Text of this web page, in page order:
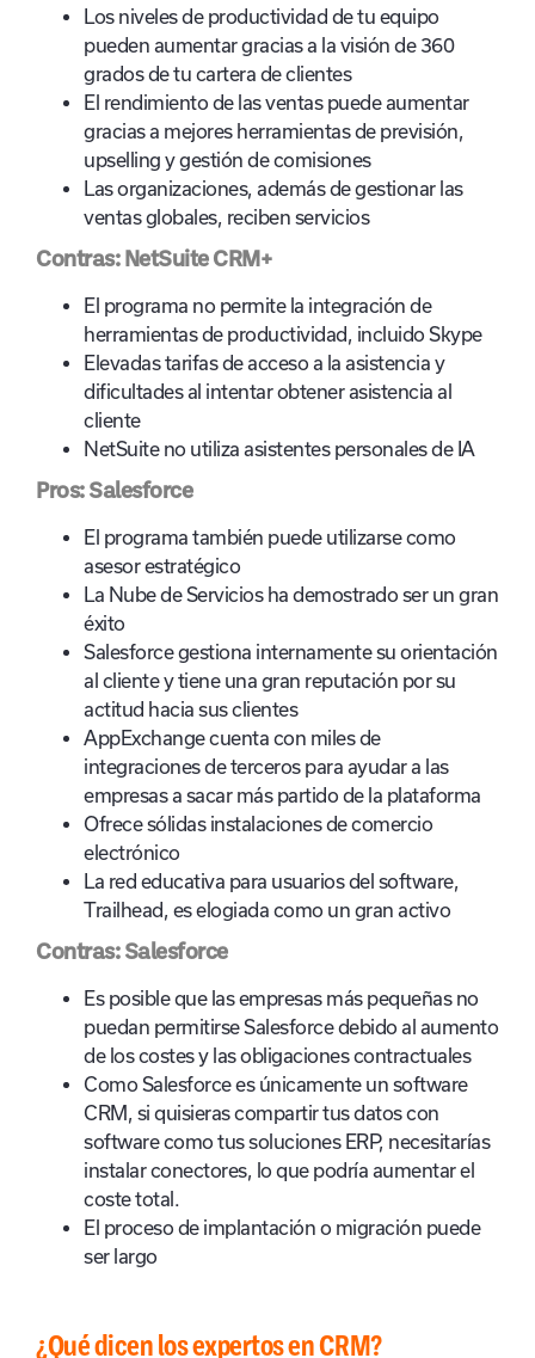
Los niveles de productividad de tu equipo
pueden aumentar gracias a la visión de 360
grados de tu cartera de clientes
El rendimiento de las ventas puede aumentar
gracias a mejores herramientas de previsión,
upselling y gestión de comisiones
Las organizaciones, además de gestionar las
ventas globales, reciben servicios
Contras: NetSuite CRM+
El programa no permite la integración de
herramientas de productividad, incluido Skype
Elevadas tarifas de acceso a la asistencia y
dificultades al intentar obtener asistencia al
cliente
NetSuite no utiliza asistentes personales de IA
Pros: Salesforce
El programa también puede utilizarse como
asesor estratégico
La Nube de Servicios ha demostrado ser un gran
éxito
Salesforce gestiona internamente su orientación
al cliente y tiene una gran reputación por su
actitud hacia sus clientes
AppExchange cuenta con miles de
integraciones de terceros para ayudar a las
empresas a sacar más partido de la plataforma
Ofrece sólidas instalaciones de comercio
electrónico
La red educativa para usuarios del software,
Trailhead, es elogiada como un gran activo
Contras: Salesforce
Es posible que las empresas más pequeñas no
puedan permitirse Salesforce debido al aumento
de los costes y las obligaciones contractuales
Como Salesforce es únicamente un software
CRM, si quisieras compartir tus datos con
software como tus soluciones ERP, necesitarías
instalar conectores, lo que podría aumentar el
coste total.
El proceso de implantación o migración puede
ser largo
¿Qué dicen los expertos en CRM?